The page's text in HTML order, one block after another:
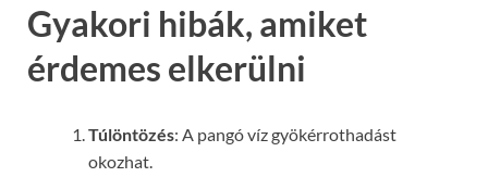
Gyakori hibák, amiket
érdemes elkerülni
Túlöntözés: A pangó víz gyökérrothadást
okozhat.